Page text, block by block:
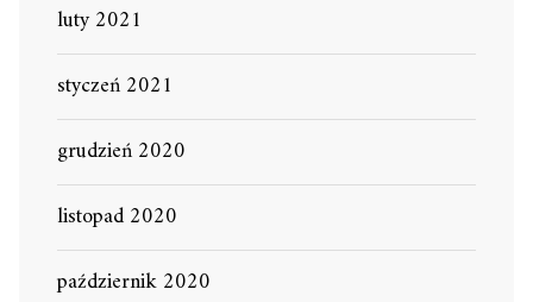
luty 2021
styczeń 2021
grudzień 2020
listopad 2020
październik 2020